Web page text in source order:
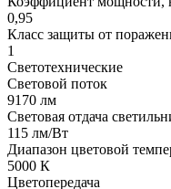
0,95
Класс защиты от
1
Светотехнические
Световой поток
9170 лм
Световая отдача
115 лм/Вт
Диапазон цветовой
5000 К
Цветопередача